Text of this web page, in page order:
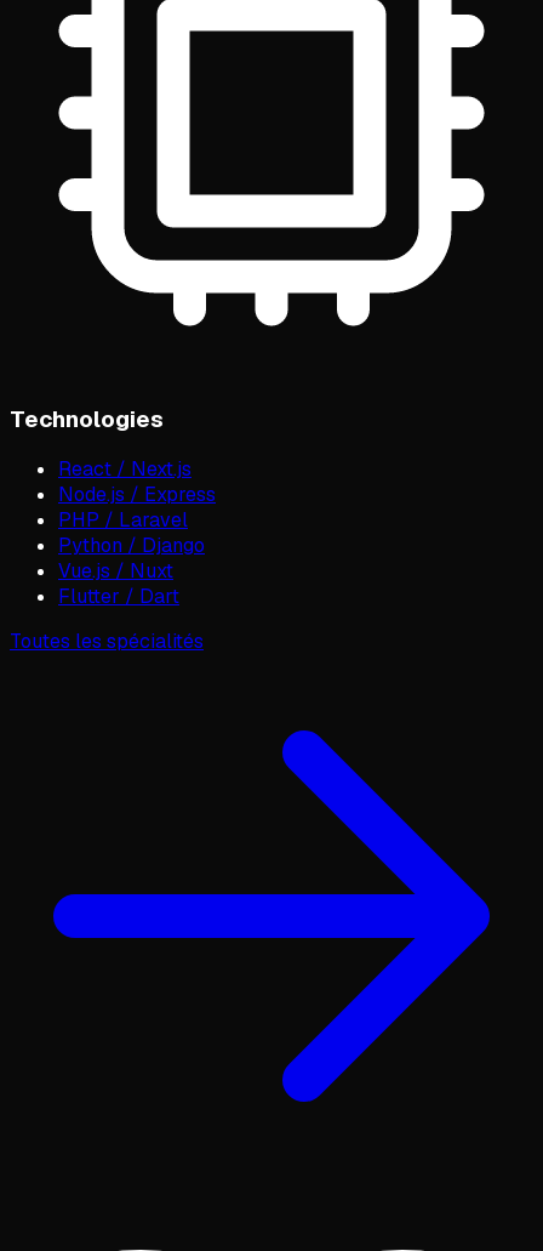
Technologies
React / Next.js
Node.js / Express
PHP / Laravel
Python / Django
Vue.js / Nuxt
Flutter / Dart
Toutes les spécialités